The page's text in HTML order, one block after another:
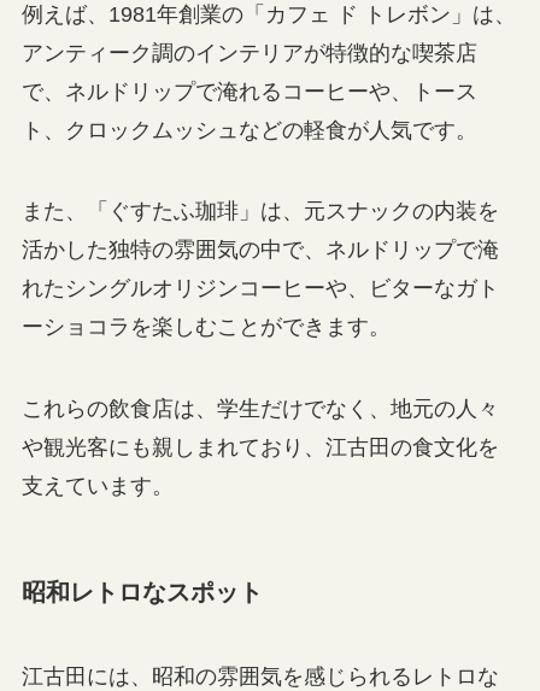
例えば、1981年創業の「カフェ ド トレボン」は、
アンティーク調のインテリアが特徴的な喫茶店
で、ネルドリップで淹れるコーヒーや、トース
ト、クロックムッシュなどの軽食が人気です。
また、「ぐすたふ珈琲」は、元スナックの内装を
活かした独特の雰囲気の中で、ネルドリップで淹
れたシングルオリジンコーヒーや、ビターなガト
ーショコラを楽しむことができます。
これらの飲食店は、学生だけでなく、地元の人々
や観光客にも親しまれており、江古田の食文化を
支えています。
昭和レトロなスポット
江古田には、昭和の雰囲気を感じられるレトロな